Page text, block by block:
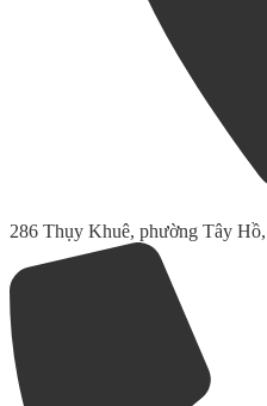
286 Thụy Khuê, phường Tây